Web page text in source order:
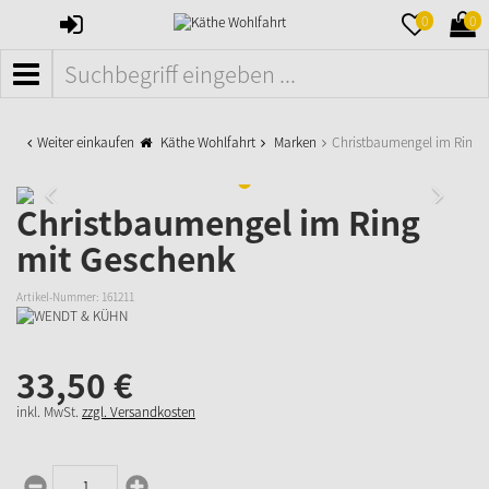
ANMELDEN 0 0
MENÜ
Weiter einkaufen Käthe Wohlfahrt Marken Christbaumengel im Ring
Christbaumengel im Ring
mit Geschenk
Artikel-Nummer: 161211
33,50€
inkl. MwSt. zzgl. Versandkosten